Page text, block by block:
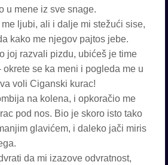
u mene iz sve snage.
ljubi, ali i dalje mi stežući sise,
kako me njegov pajtos jebe.
joj razvali pizdu, ubićeš je time
se ka meni i pogleda me u
voli Ciganski kurac!
na kolena, i opkoračio me
pod nos. Bio je skoro isto tako
glavićem, i daleko jači miris
da mi izazove odvratnost,